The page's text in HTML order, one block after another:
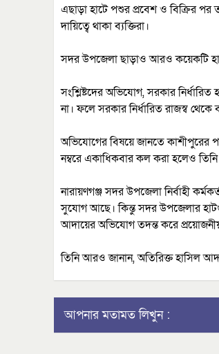
এছাড়া হাটে পশুর প্রবেশ ও বিক্রির
দায়িত্বে থাকা ব্যক্তিরা।
সদর উপজেলা ছাড়াও আরও কয়েকটি
সংশ্লিষ্টদের অভিযোগ, সরকার
না। ফলে সরকার নির্ধারিত রাজস্ব থেকে
অভিযোগের বিষয়ে জানতে কাশীপুরের
নম্বরে একাধিকবার কল করা হলেও
নারায়ণগঞ্জ সদর উপজেলা নির্বাহী
সুযোগ আছে। কিন্তু সদর উপজেলার
আদায়ের অভিযোগ তদন্ত করে প্রয়োজনীয়
তিনি আরও জানান, অতিরিক্ত হাসিল
আপনার মতামত লিখুন :